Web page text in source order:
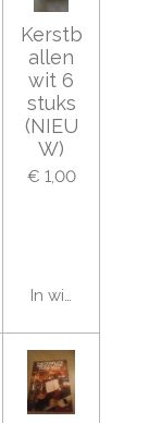
Kerstb
allen
wit 6
stuks
(NIEU
W)
€ 1,00
In